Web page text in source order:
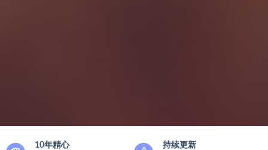
10年精心 持续更新